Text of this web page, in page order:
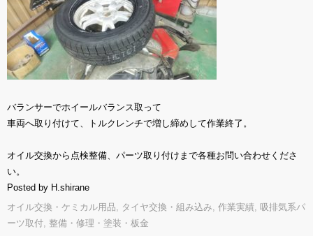
バランサーでホイールバランス取って
車両へ取り付けて、トルクレンチで増し締めして作業終了。
オイル交換から点検整備、パーツ取り付けまで各種お問い合わせくださ
い。
Posted by H.shirane
オイル交換・ケミカル用品, タイヤ交換・組み込み, 作業実績, 吸排気系パ
ーツ取付, 整備・修理・塗装・板金